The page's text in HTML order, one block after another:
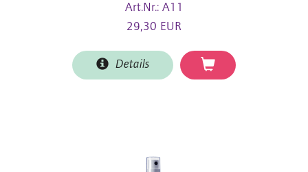
Art.Nr.: A11
29,30 EUR
Details